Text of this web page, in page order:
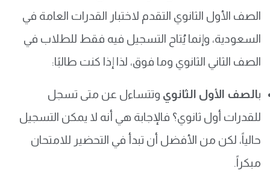
الصف الأول الثانوي التقدم لاختبار القدرات العامة في
السعودية، وإنما يُتاح التسجيل فيه فقط للطلاب في
الصف الثاني الثانوي وما فوق، لذا إذا كنت طالبًا:
بالصف الأول الثانوي وتتساءل عن متى تسجل
للقدرات أول ثانوي؟ فالإجابة هي أنه لا يمكن التسجيل
حالياً، لكن من الأفضل أن تبدأ في التحضير للامتحان
مبكراً.